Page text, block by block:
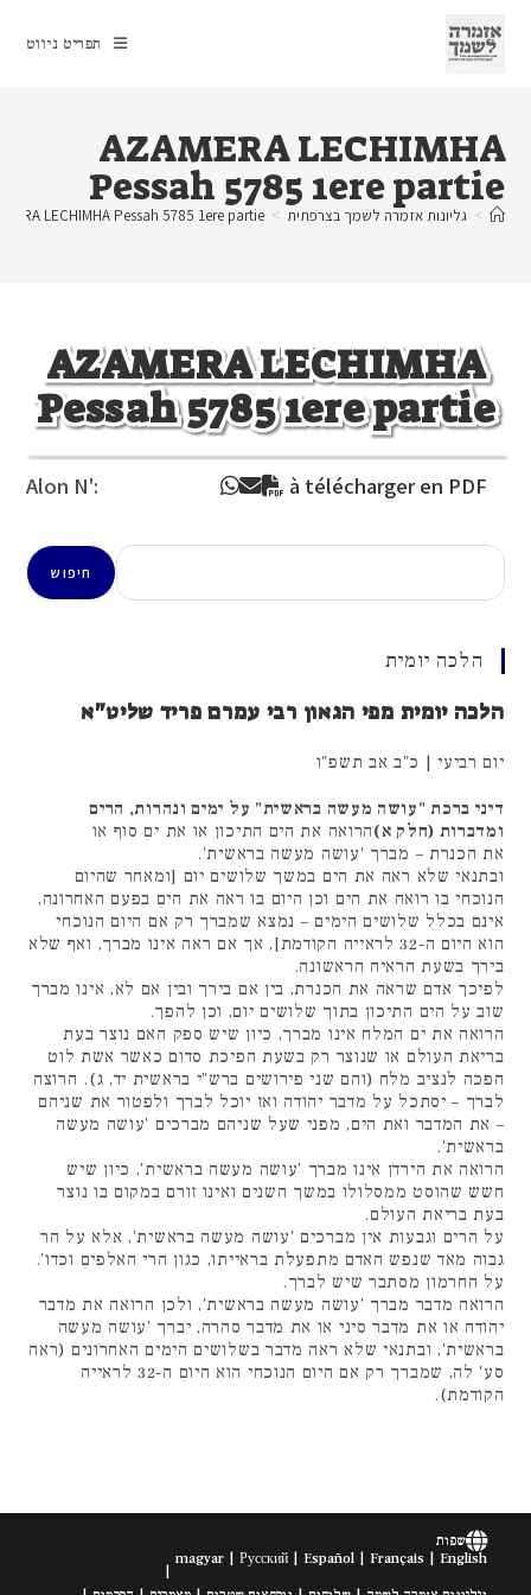
content
תפריט ניווט
AZAMERA LECHIMHA
Pessah 5785 1ere partie
> גליונות אזמרה לשמך בצרפתית >
LECHIMHA Pessah 5785 1ere partie
AZAMERA LECHIMHA
Pessah 5785 1ere partie
Alon N': à télécharger en PDF
חיפוש
חיפוש
הלכה יומית
הלכה יומית מפי הגאון רבי עמרם פריד שליט"א
יום רביעי | כ"ב אב תשפ"ו
דיני ברכת "עושה מעשה בראשית" על ימים ונהרות, הרים
ומדברות (חלק א)הרואה את הים התיכון או את ים סוף או
את הכנרת – מברך 'עושה מעשה בראשית'.
ובתנאי שלא ראה את הים במשך שלושים יום [ומאחר שהיום
הנוכחי בו רואה את הים וכן היום בו ראה את הים בפעם האחרונה,
אינם בכלל שלושים הימים – נמצא שמברך רק אם היום הנוכחי
הוא היום ה-32 לראייה הקודמת], אך אם ראה אינו מברך, ואף שלא
בירך בשעת הראיה הראשונה.
לפיכך אדם שראה את הכנרת, בין אם בירך ובין אם לא, אינו מברך
שוב על הים התיכון בתוך שלושים יום, וכן להפך.
הרואה את ים המלח אינו מברך, כיון שיש ספק האם נוצר בעת
בריאת העולם או שנוצר רק בשעת הפיכת סדום כאשר אשת לוט
הפכה לנציב מלח (והם שני פירושים ברש"י בראשית יד, ג). הרוצה
לברך – יסתכל על מדבר יהודה ואז יוכל לברך ולפטור את שניהם
– את המדבר ואת הים, מפני שעל שניהם מברכים 'עושה מעשה
בראשית'.
הרואה את הירדן אינו מברך 'עושה מעשה בראשית', כיון שיש
חשש שהוסט ממסלולו במשך השנים ואינו זורם במקום בו נוצר
בעת בריאת העולם.
על הרים וגבעות אין מברכים 'עושה מעשה בראשית', אלא על הר
גבוה מאד שנפש האדם מתפעלת בראייתו, כגון הרי האלפים וכדו'.
על החרמון מסתבר שיש לברך.
הרואה מדבר מברך 'עושה מעשה בראשית', ולכן הרואה את מדבר
יהודה או את מדבר סיני או את מדבר סהרה, יברך 'עושה מעשה
בראשית', ובתנאי שלא ראה מדבר בשלושים הימים האחרונים (ראה
סע' לה, שמברך רק אם היום הנוכחי הוא היום ה-32 לראייה
הקודמת).
שפות
English
Français
Español
Русский
magyar